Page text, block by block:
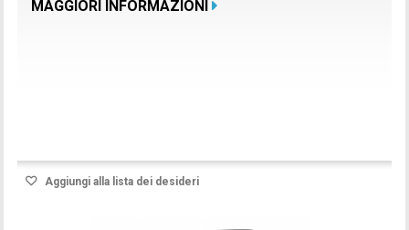
MAGGIORI INFORMAZIONI
Aggiungi alla lista dei desideri